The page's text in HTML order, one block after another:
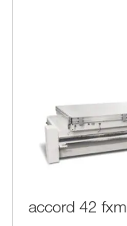
accord 42 fxm